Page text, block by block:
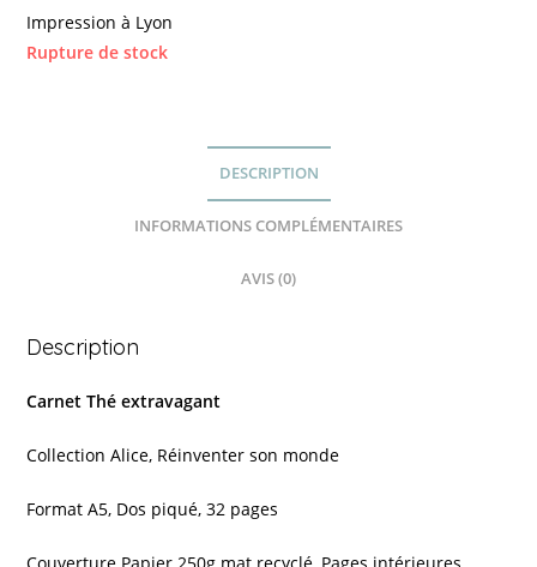
Impression à Lyon
Rupture de stock
DESCRIPTION
INFORMATIONS COMPLÉMENTAIRES
AVIS (0)
Description
Carnet Thé extravagant
Collection Alice, Réinventer son monde
Format A5, Dos piqué, 32 pages